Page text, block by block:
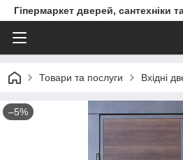
Гіпермаркет дверей, сантехніки
Товари та послуги Вхідні
–5%